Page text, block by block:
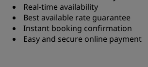
Real-time availability
Best available rate guarantee
Instant booking confirmation
Easy and secure online payment